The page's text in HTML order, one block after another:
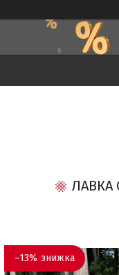
ЛАВКА
–13%